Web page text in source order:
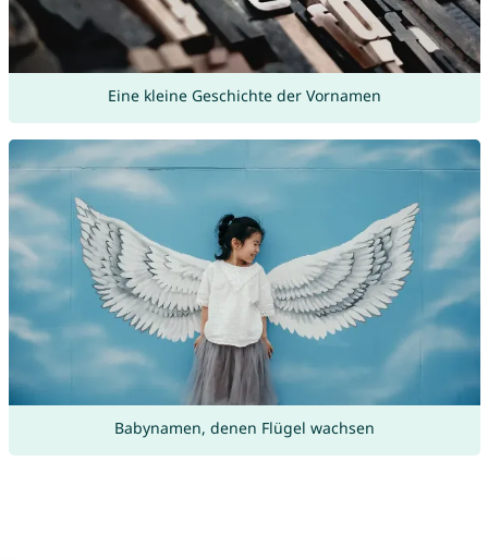
Eine kleine Geschichte der Vornamen
Babynamen, denen Flügel wachsen